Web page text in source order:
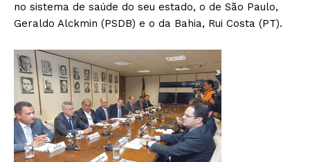
no sistema de saúde do seu estado, o de São Paulo,
Geraldo Alckmin (PSDB) e o da Bahia, Rui Costa (PT).